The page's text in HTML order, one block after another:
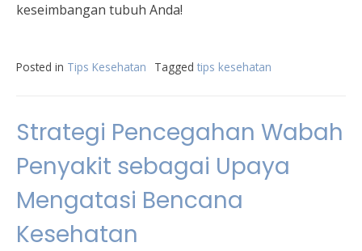
keseimbangan tubuh Anda!
Posted in Tips Kesehatan Tagged tips kesehatan
Strategi Pencegahan Wabah
Penyakit sebagai Upaya
Mengatasi Bencana
Kesehatan